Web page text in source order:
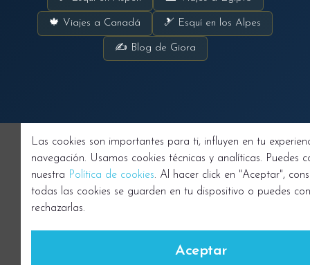
🍁 Viajes a Canadá 🎿 Esquí en los Alpes
✍ Blog de Giora
Las cookies son importantes para ti, influyen en tu
navegación. Usamos cookies técnicas y analíticas. Puedes
nuestra Política de cookies. Al hacer click en "Aceptar",
todas las cookies se guarden en tu dispositivo o puedes
rechazarlas.
Aceptar